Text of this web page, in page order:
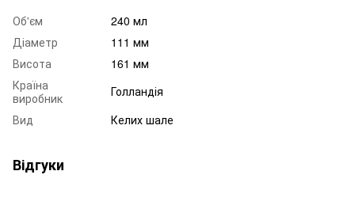
Об'єм
240 мл
Діаметр
111 мм
Висота
161 мм
Країна
виробник
Голландія
Вид
Келих шале
Відгуки